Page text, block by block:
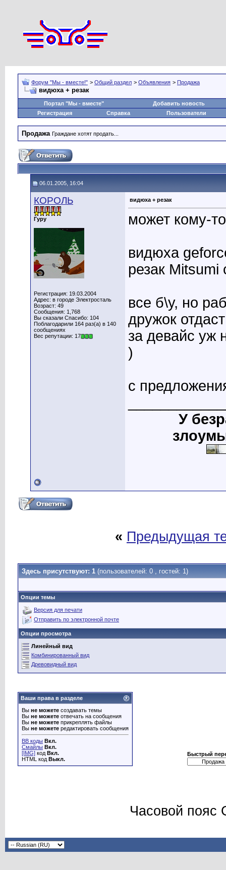
Форум "Мы - вместе!" > Общий раздел > Объявления > Продажа
видюха + резак
Портал "Мы - вместе"
Добавить новость
Регистрация
Справка Пользователи
Продажа Граждане хотят продать...
06.01.2005, 16:04
КОРОЛЬ
Гуру
Регистрация: 19.03.2004
Адрес: в городе Электросталь
Возраст: 49
Сообщения: 1,768
Вы сказали Спасибо: 104
Поблагодарили 164 раз(а) в 140
сообщениях
Вес репутации: 17
видюха + резак
может кому-
видюха
резак
все б\у, но
дружок
за девайс уж
)
с
У
« Предыдущая
Здесь присутствуют: 1 (пользователей: 0 , гостей: 1)
Опции темы
Версия для печати
Отправить по электронной почте
Опции просмотра
Линейный вид
Комбинированный вид
Древовидный вид
Ваши права в разделе
Вы не можете создавать темы
Вы не можете отвечать на сообщения
Вы не можете прикреплять файлы
Вы не можете редактировать сообщения
BB коды Вкл.
Смайлы Вкл.
[IMG] код Вкл.
HTML код Выкл.
Быстрый
Часовой пояс